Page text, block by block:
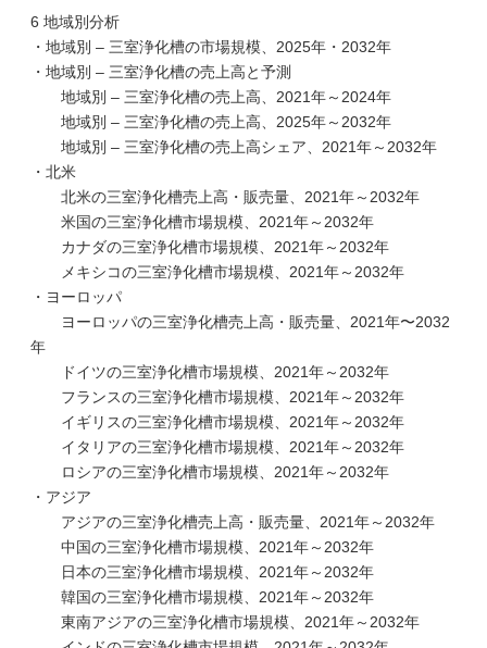
6 地域別分析
・地域別 – 三室浄化槽の市場規模、2025年・2032年
・地域別 – 三室浄化槽の売上高と予測
地域別 – 三室浄化槽の売上高、2021年～2024年
地域別 – 三室浄化槽の売上高、2025年～2032年
地域別 – 三室浄化槽の売上高シェア、2021年～2032年
・北米
北米の三室浄化槽売上高・販売量、2021年～2032年
米国の三室浄化槽市場規模、2021年～2032年
カナダの三室浄化槽市場規模、2021年～2032年
メキシコの三室浄化槽市場規模、2021年～2032年
・ヨーロッパ
ヨーロッパの三室浄化槽売上高・販売量、2021年〜2032
年
ドイツの三室浄化槽市場規模、2021年～2032年
フランスの三室浄化槽市場規模、2021年～2032年
イギリスの三室浄化槽市場規模、2021年～2032年
イタリアの三室浄化槽市場規模、2021年～2032年
ロシアの三室浄化槽市場規模、2021年～2032年
・アジア
アジアの三室浄化槽売上高・販売量、2021年～2032年
中国の三室浄化槽市場規模、2021年～2032年
日本の三室浄化槽市場規模、2021年～2032年
韓国の三室浄化槽市場規模、2021年～2032年
東南アジアの三室浄化槽市場規模、2021年～2032年